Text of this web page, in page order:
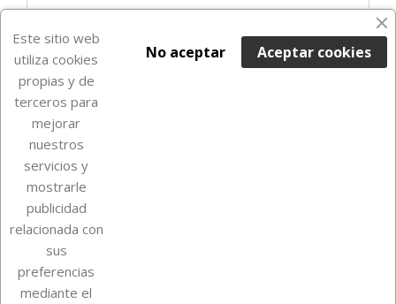

Este sitio web
utiliza cookies
propias y de
terceros para
mejorar
nuestros
servicios y
mostrarle
publicidad
relacionada con
sus
preferencias
mediante el
Aceptar cookies
No aceptar